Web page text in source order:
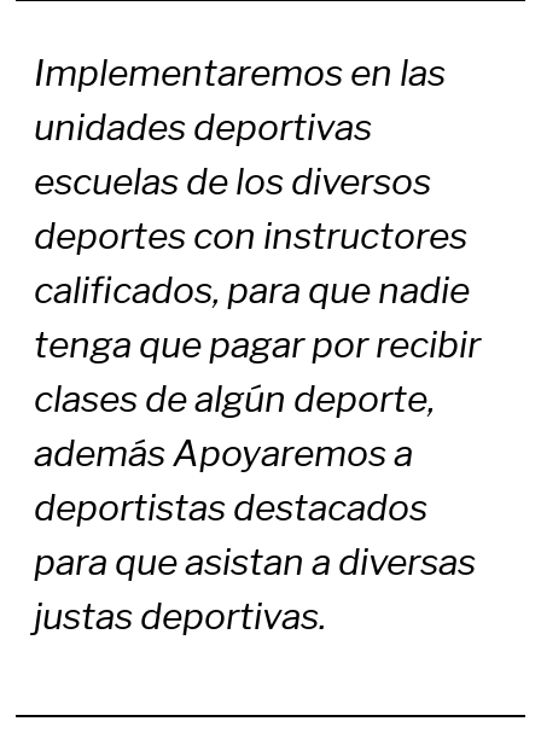
Implementaremos en las
unidades deportivas
escuelas de los diversos
deportes con instructores
calificados, para que nadie
tenga que pagar por recibir
clases de algún deporte,
además Apoyaremos a
deportistas destacados
para que asistan a diversas
justas deportivas.